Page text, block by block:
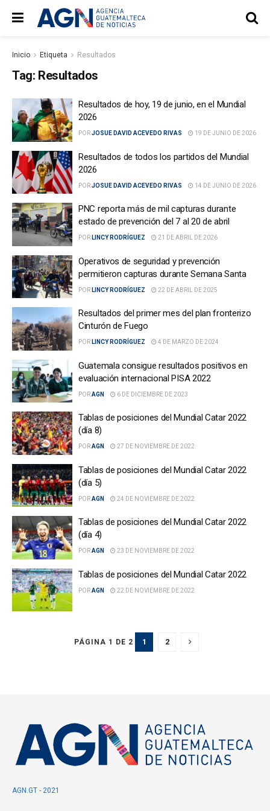
Inicio Etiqueta Resultados
Tag: Resultados
Resultados de hoy, 19 de junio, en el Mundial
2026
PORJOSUE DAVID ACEVEDO RIVAS 19 DE JUNIO DE 2026
Resultados de todos los partidos del Mundial
2026
PORJOSUE DAVID ACEVEDO RIVAS 14 DE JUNIO DE 2026
PNC reporta más de mil capturas durante
estado de prevención del 7 al 20 de abril
POR LINCY RODRÍGUEZ 21 DE ABRIL DE 2026
Operativos de seguridad y prevención
permitieron capturas durante Semana Santa
POR LINCY RODRÍGUEZ 22 DE ABRIL DE 2025
Resultados del primer mes del plan fronterizo
Cinturón de Fuego
POR LINCY RODRÍGUEZ 4 DE MARZO DE 2024
Guatemala consigue resultados positivos en
evaluación internacional PISA 2022
PORAGN 6 DE DICIEMBRE DE 2023
Tablas de posiciones del Mundial Catar 2022
(día 8)
PORAGN 27 DE NOVIEMBRE DE 2022
Tablas de posiciones del Mundial Catar 2022
(día 5)
PORAGN 24 DE NOVIEMBRE DE 2022
Tablas de posiciones del Mundial Catar 2022
(día 4)
PORAGN 23 DE NOVIEMBRE DE 2022
Tablas de posiciones del Mundial Catar 2022
PORAGN 22 DE NOVIEMBRE DE 2022
PÁGINA 1 DE 2 1 2
AGN.GT - 2021